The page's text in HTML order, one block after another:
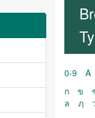
0-9 A
ก
ข
ล
ฦ